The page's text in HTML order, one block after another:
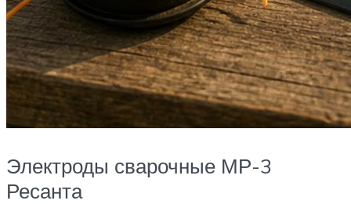
Электроды сварочные МР-3
Ресанта